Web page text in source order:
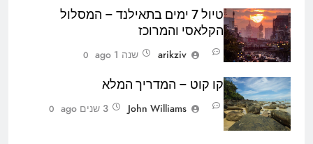
טיול 7 ימים בתאילנד – המסלול
הקלאסי והמרוכז
arikziv
שנה 1 ago 0
קו קוט – המדריך המלא
John Williams
3 שנים ago 0